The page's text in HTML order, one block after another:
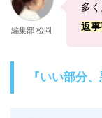
編集部 松岡
多く
返
『いい部分